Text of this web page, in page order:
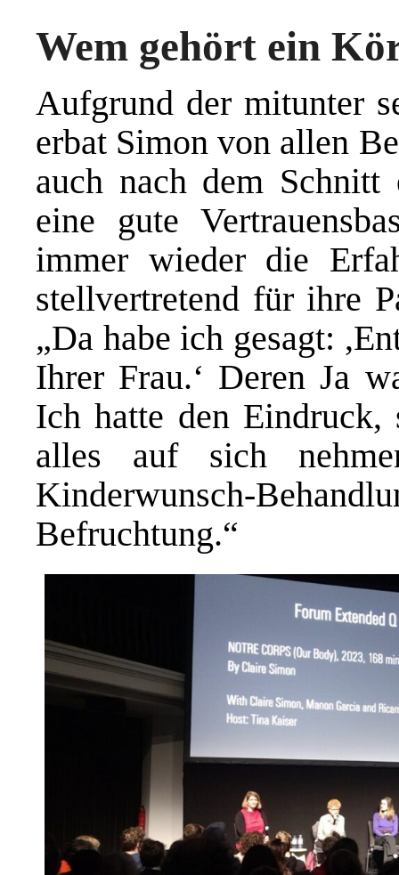
Wem gehört ein
Aufgrund der mitunter
erbat Simon von allen
auch nach dem
eine gute
immer wieder die
stellvertretend für ihre
„Da habe ich gesagt:
Ihrer Frau.‘ Deren Ja
Ich hatte den Eindruck,
alles auf sich
Kinderwunsch-
Befruchtung.“